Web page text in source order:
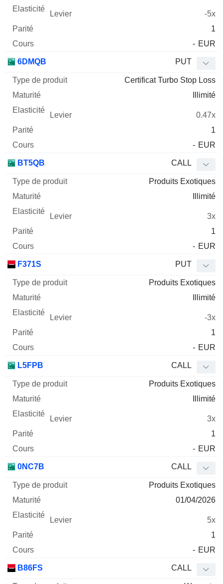
-5x
1
- EUR
6DMQB PUT
Certificat Turbo Stop Loss
Illimité
0.47x
1
- EUR
BT5QB CALL
Produits Exotiques
Illimité
3x
1
- EUR
F371S PUT
Produits Exotiques
Illimité
-3x
1
- EUR
L5FPB CALL
Produits Exotiques
Illimité
3x
1
- EUR
0NC7B CALL
Produits Exotiques
01/04/2026
5x
1
- EUR
B86FS CALL